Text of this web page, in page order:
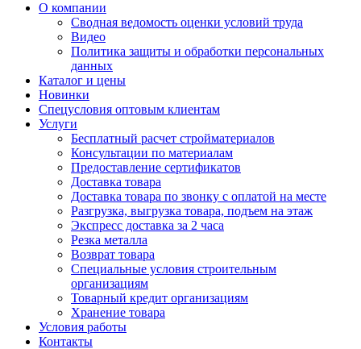
О компании
Сводная ведомость оценки условий труда
Видео
Политика защиты и обработки персональных
данных
Каталог и цены
Новинки
Спецусловия оптовым клиентам
Услуги
Бесплатный расчет стройматериалов
Консультации по материалам
Предоставление сертификатов
Доставка товара
Доставка товара по звонку с оплатой на месте
Разгрузка, выгрузка товара, подъем на этаж
Экспресс доставка за 2 часа
Резка металла
Возврат товара
Специальные условия строительным
организациям
Товарный кредит организациям
Хранение товара
Условия работы
Контакты